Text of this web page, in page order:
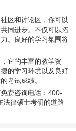
区和讨论区，你可以
同进步。不仅可以拓
。良好的学习氛围将
它的丰富的教学资
的学习环境以及良好
考试成绩。
费咨询电话： 400-
法律硕士考研的道路